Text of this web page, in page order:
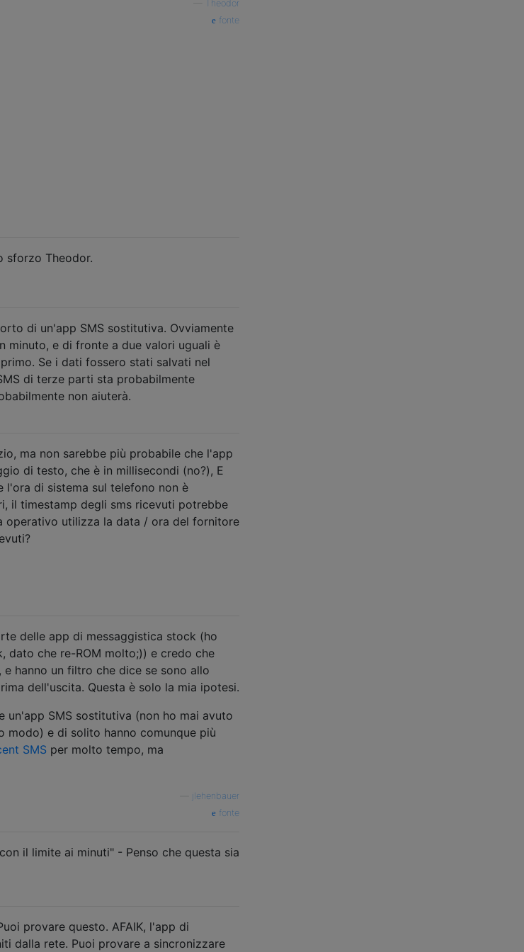
Theodor
fonte
sforzo Theodor.
di un'app SMS sostitutiva. Ovviamente
minuto, e di fronte a due valori uguali è
Se i dati fossero stati salvati nel
di terze parti sta probabilmente
non aiuterà.
ma non sarebbe più probabile che l'app
di testo, che è in millisecondi (no?), E
l'ora di sistema sul telefono non è
il timestamp degli sms ricevuti potrebbe
operativo utilizza la data / ora del fornitore
delle app di messaggistica stock (ho
dato che re-ROM molto;)) e credo che
hanno un filtro che dice se sono allo
dell'uscita. Questa è solo la mia ipotesi.
SMS sostitutiva (non ho mai avuto
modo) e di solito hanno comunque più
SMS per molto tempo, ma
jlehenbauer
fonte
il limite ai minuti" - Penso che questa sia
provare questo. AFAIK, l'app di
dalla rete. Puoi provare a sincronizzare